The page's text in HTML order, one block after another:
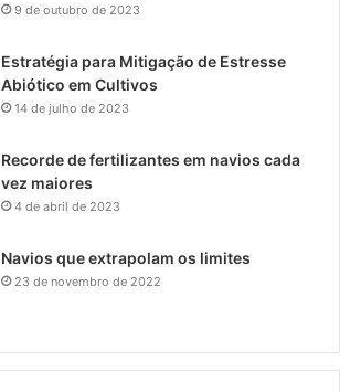
9 de outubro de 2023
Estratégia para Mitigação de Estresse
Abiótico em Cultivos
14 de julho de 2023
Recorde de fertilizantes em navios cada
vez maiores
4 de abril de 2023
Navios que extrapolam os limites
23 de novembro de 2022